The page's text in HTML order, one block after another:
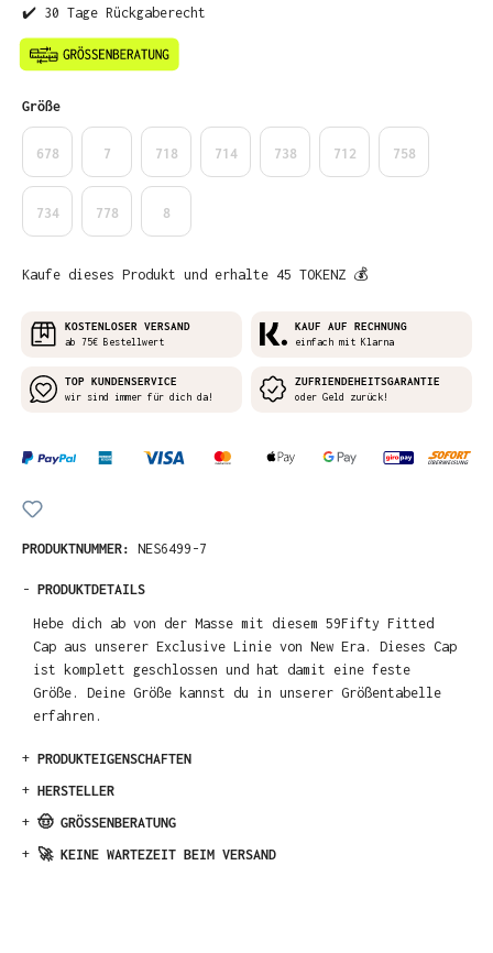
✔️ 30 Tage Rückgaberecht
Größeauswählen
678 7 718 714 738 712 758
734 778 8
Kaufe dieses Produkt und erhalte 45 TOKENZ 💰
KOSTENLOSER VERSAND
ab 75€ Bestellwert
KAUF AUF RECHNUNG
einfach mit Klarna
TOP KUNDENSERVICE
wir sind immer für dich da!
ZUFRIENDEHEITSGARANTIE
oder Geld zurück!
PRODUKTNUMMER: NES6499-7
- PRODUKTDETAILS
Hebe dich ab von der Masse mit diesem 59Fifty Fitted
Cap aus unserer Exclusive Linie von New Era. Dieses Cap
ist komplett geschlossen und hat damit eine feste
Größe. Deine Größe kannst du in unserer Größentabelle
erfahren.
+ PRODUKTEIGENSCHAFTEN
+ HERSTELLER
+ 🤠 GRÖSSENBERATUNG
+ 🚀 KEINE WARTEZEIT BEIM VERSAND